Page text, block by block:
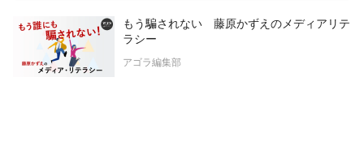
もう騙されない 藤原かずえのメディアリテ
ラシー
アゴラ編集部